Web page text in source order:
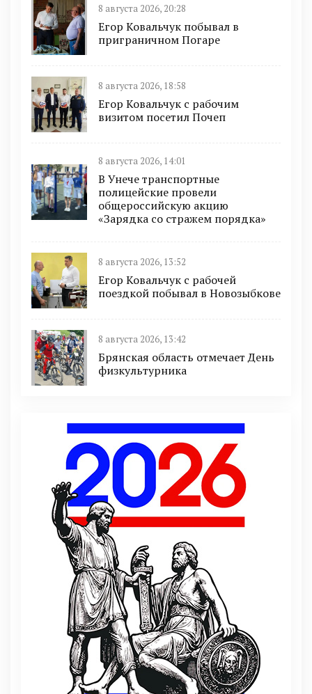
8 августа 2026, 20:28
Егор Ковальчук побывал в
приграничном Погаре
8 августа 2026, 18:58
Егор Ковальчук с рабочим
визитом посетил Почеп
8 августа 2026, 14:01
В Унече транспортные
полицейские провели
общероссийскую акцию
«Зарядка со стражем порядка»
8 августа 2026, 13:52
Егор Ковальчук с рабочей
поездкой побывал в Новозыбкове
8 августа 2026, 13:42
Брянская область отмечает День
физкультурника